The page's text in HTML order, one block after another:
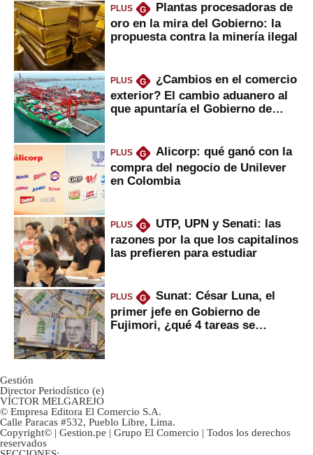
PLUS G
Plantas procesadoras de
oro en la mira del Gobierno: la
propuesta contra la minería ilegal
PLUS G
¿Cambios en el comercio
exterior? El cambio aduanero al
que apuntaría el Gobierno de
PLUS G
Alicorp: qué ganó con la
compra del negocio de Unilever
en Colombia
PLUS G
UTP, UPN y Senati: las
razones por la que los capitalinos
las prefieren para estudiar
PLUS G
Sunat: César Luna, el
primer jefe en Gobierno de
Fujimori, ¿qué 4 tareas se
Gestión
Director Periodístico (e)
VÍCTOR MELGAREJO
© Empresa Editora El Comercio S.A.
Calle Paracas #532, Pueblo Libre, Lima.
Copyright© | Gestion.pe | Grupo El Comercio | Todos los derechos
reservados